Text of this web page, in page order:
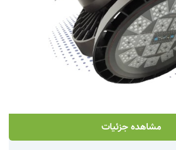
مشاهده جزئیات